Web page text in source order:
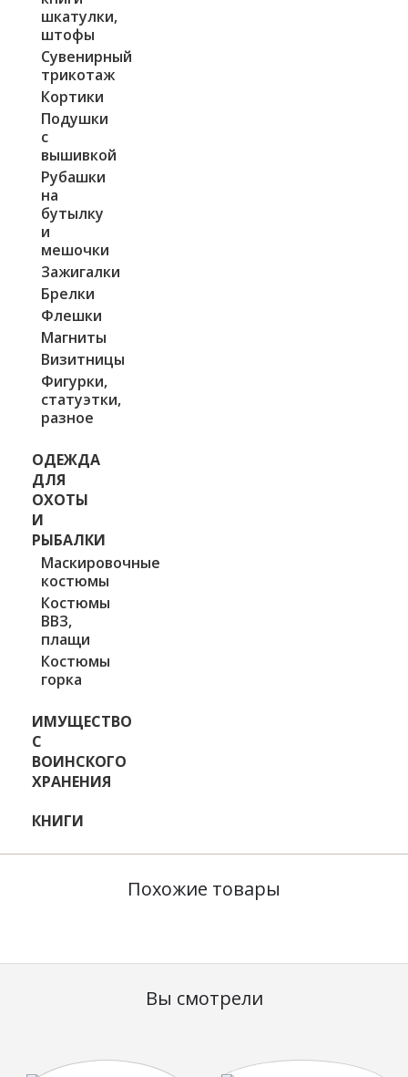
шкатулки,
штофы
Сувенирный
трикотаж
Кортики
Подушки
с
вышивкой
Рубашки
на
бутылку
и
мешочки
Зажигалки
Брелки
Флешки
Магниты
Визитницы
Фигурки,
статуэтки,
разное
ОДЕЖДА
ДЛЯ
ОХОТЫ
И
РЫБАЛКИ
Маскировочные
костюмы
Костюмы
ВВЗ,
плащи
Костюмы
горка
ИМУЩЕСТВО
С
ВОИНСКОГО
ХРАНЕНИЯ
КНИГИ
Похожие товары
Вы смотрели